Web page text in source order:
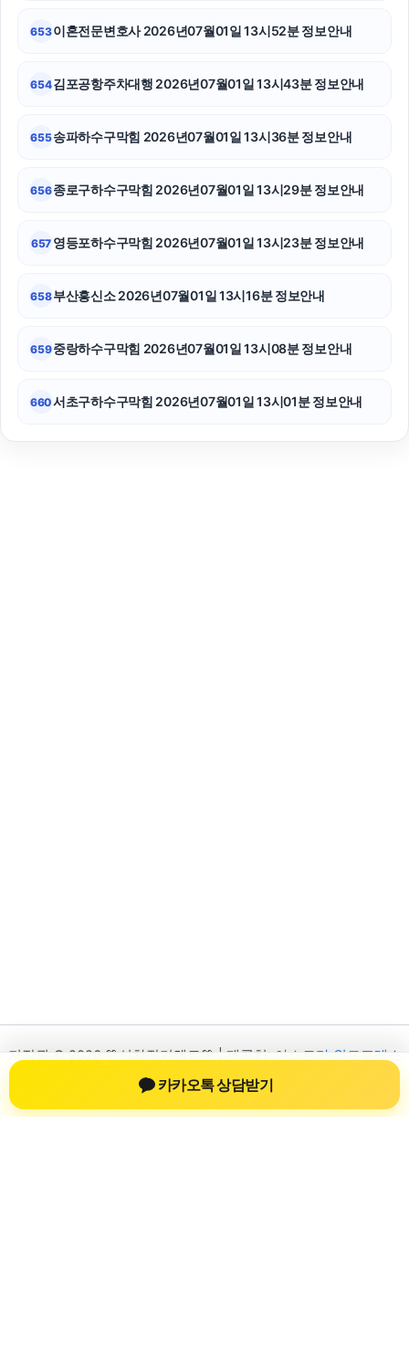
조정이혼
평택이혼전문변호사
653이혼전문변호사 2026년07월01일 13시52분 정보안내
654김포공항주차대행 2026년07월01일 13시43분 정보안내
655송파하수구막힘 2026년07월01일 13시36분 정보안내
656종로구하수구막힘 2026년07월01일 13시29분 정보안내
657 영등포하수구막힘 2026년07월01일 13시23분 정보안내
658부산흥신소 2026년07월01일 13시16분 정보안내
659중랑하수구막힘 2026년07월01일 13시08분 정보안내
660서초구하수구막힘 2026년07월01일 13시01분 정보안내
저작권 © 2026 💚신차장기렌트💚 | 제공처:
아스트라 워드프레스
테마
카카오톡 상담받기